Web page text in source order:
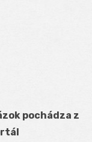
pochádza z